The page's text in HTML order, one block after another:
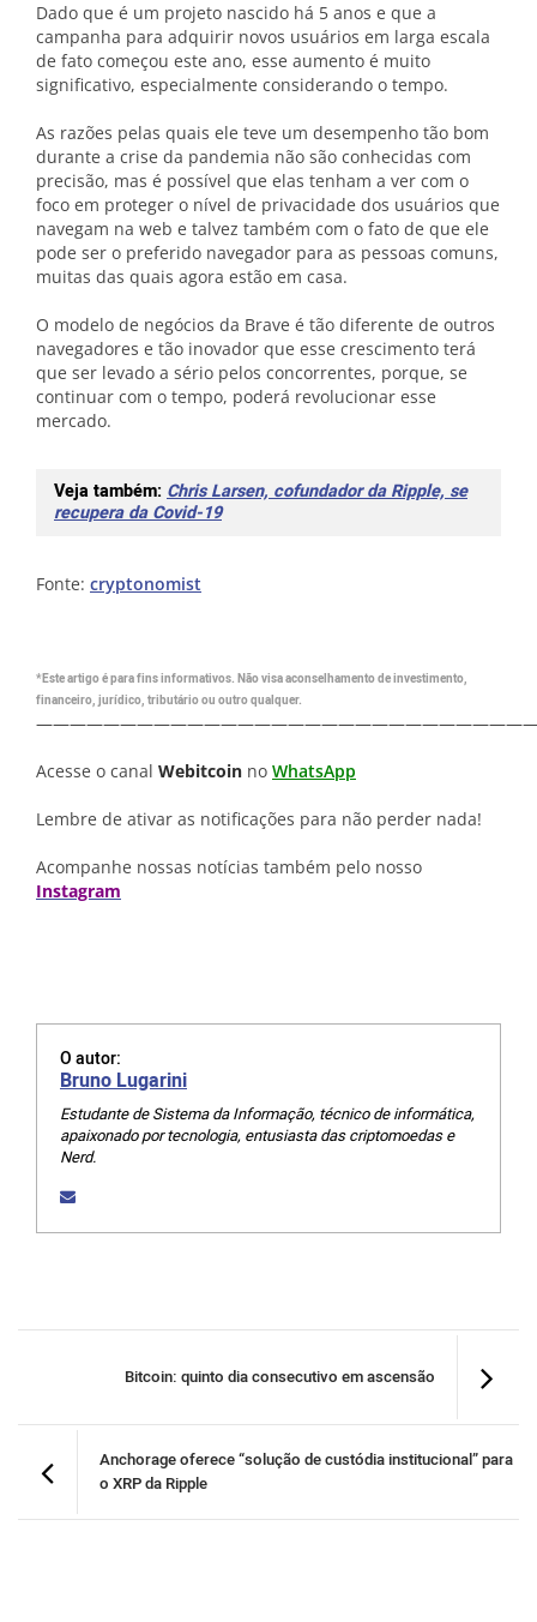
Dado que é um projeto nascido há 5 anos e que a
campanha para adquirir novos usuários em larga escala
de fato começou este ano, esse aumento é muito
significativo, especialmente considerando o tempo.
As razões pelas quais ele teve um desempenho tão bom
durante a crise da pandemia não são conhecidas com
precisão, mas é possível que elas tenham a ver com o
foco em proteger o nível de privacidade dos usuários que
navegam na web e talvez também com o fato de que ele
pode ser o preferido navegador para as pessoas comuns,
muitas das quais agora estão em casa.
O modelo de negócios da Brave é tão diferente de outros
navegadores e tão inovador que esse crescimento terá
que ser levado a sério pelos concorrentes, porque, se
continuar com o tempo, poderá revolucionar esse
mercado.
Veja também: Chris Larsen, cofundador da Ripple, se
recupera da Covid-19
Fonte: cryptonomist
*Este artigo é para fins informativos. Não visa aconselhamento de investimento,
financeiro, jurídico, tributário ou outro qualquer.
Acesse o canal Webitcoin no WhatsApp
Lembre de ativar as notificações para não perder nada!
Acompanhe nossas notícias também pelo nosso
Instagram
O autor:
Bruno Lugarini
Estudante de Sistema da Informação, técnico de informática,
apaixonado por tecnologia, entusiasta das criptomoedas e
Nerd.
Bitcoin: quinto dia consecutivo em ascensão
Anchorage oferece “solução de custódia institucional” para
o XRP da Ripple